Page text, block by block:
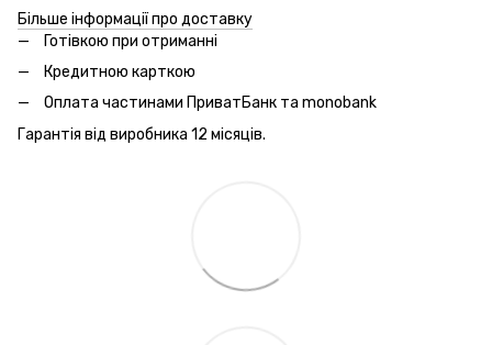
Більше інформації про доставку
Готівкою при отриманні
Кредитною карткою
Оплата частинами ПриватБанк та monobank
Гарантія від виробника 12 місяців.